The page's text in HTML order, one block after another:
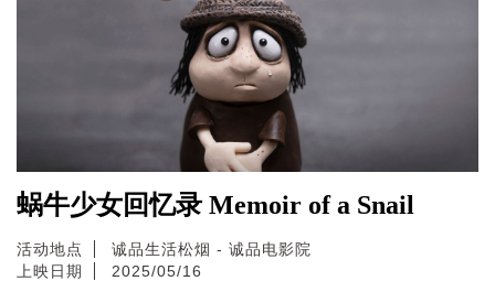
蜗牛少女回忆录 Memoir of a Snail
活动地点
诚品生活松烟 - 诚品电影院
上映日期
2025/05/16